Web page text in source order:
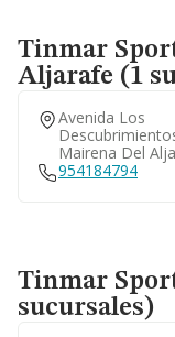
Tinmar
Aljarafe (1
Avenida Los
Mairena Del
954184794
Tinmar
sucursales)